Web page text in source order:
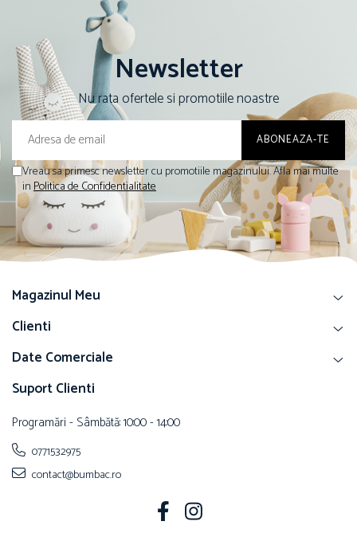
Newsletter
Nu rata ofertele si promotiile noastre
Vreau sa primesc newsletter cu promotiile magazinului. Afla mai multe
inPolitica de Confidentialitate
Magazinul Meu
Clienti
Date Comerciale
Suport Clienti
Programări - Sâmbătă: 10:00 - 14:00
0771532975
contact@bumbac.ro